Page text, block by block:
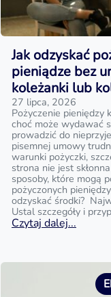
Jak odzyskać
pieniądze bez
koleżanki lub
27 lipca, 2026
Pożyczenie pieniędzy
choć może wydawać
prowadzić do
pisemnej umowy
warunki pożyczki,
strona nie jest
sposoby, które mogą
pożyczonych
odzyskać środki?
Ustal szczegóły i
Czytaj dalej...